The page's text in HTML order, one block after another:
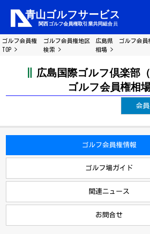
ゴルフ会員権
TOP
ゴルフ会員権地区
検索
広島県 ゴルフ会員
相場
広島国際ゴルフ倶楽部（
ゴルフ会員権相
会
ゴルフ会員権情報
ゴルフ場ガイド
関連ニュース
お問合せ